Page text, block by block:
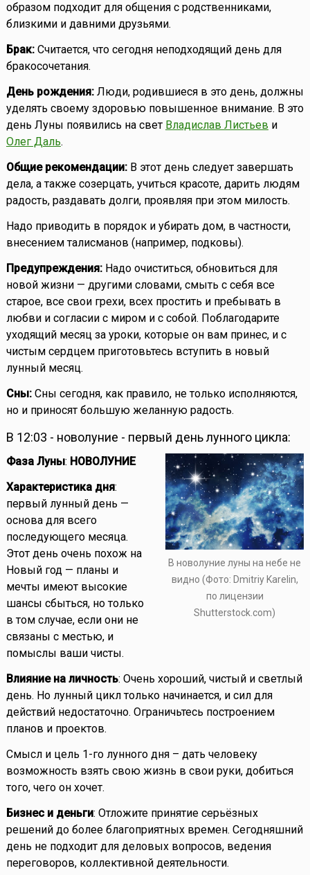
образом подходит для общения с родственниками,
близкими и давними друзьями.
Брак:Считается, что сегодня неподходящий день для
бракосочетания.
День рождения:Люди, родившиеся в это день, должны
уделять своему здоровью повышенное внимание. В это
день Луны появились на свет Владислав Листьев и
Олег Даль.
Общие рекомендации:В этот день следует завершать
дела, а также созерцать, учиться красоте, дарить людям
радость, раздавать долги, проявляя при этом милость.
Надо приводить в порядок и убирать дом, в частности,
внесением талисманов (например, подковы).
Предупреждения:Надо очиститься, обновиться для
новой жизни — другими словами, смыть с себя все
старое, все свои грехи, всех простить и пребывать в
любви и согласии с миром и с собой. Поблагодарите
уходящий месяц за уроки, которые он вам принес, и с
чистым сердцем приготовьтесь вступить в новый
лунный месяц.
Сны:Сны сегодня, как правило, не только исполняются,
но и приносят большую желанную радость.
В 12:03 - новолуние - первый день лунного цикла:
В новолуние луны на небе не
видно (Фото: Dmitriy Karelin,
по лицензии
Shutterstock.com)
Фаза Луны: НОВОЛУНИЕ
Характеристика дня:
первый лунный день —
основа для всего
последующего месяца.
Этот день очень похож на
Новый год — планы и
мечты имеют высокие
шансы сбыться, но только
в том случае, если они не
связаны с местью, и
помыслы ваши чисты.
Влияние на личность: Очень хороший, чистый и светлый
день. Но лунный цикл только начинается, и сил для
действий недостаточно. Ограничьтесь построением
планов и проектов.
Смысл и цель 1-го лунного дня – дать человеку
возможность взять свою жизнь в свои руки, добиться
того, чего он хочет.
Бизнес и деньги: Отложите принятие серьёзных
решений до более благоприятных времен. Сегодняшний
день не подходит для деловых вопросов, ведения
переговоров, коллективной деятельности.